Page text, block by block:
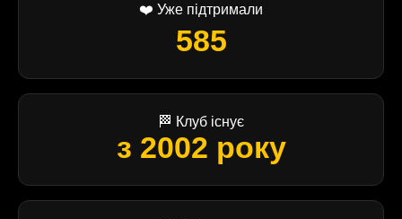
❤️ Уже підтримали
585
🏁 Клуб існує
з 2002 року